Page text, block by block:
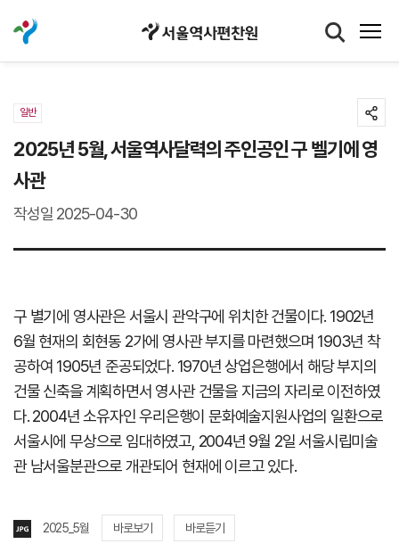
일반
2025년 5월, 서울역사달력의 주인공인 구 벨기에 영
사관
작성일 2025-04-30
구 별기에 영사관은 서울시 관악구에 위치한 건물이다. 1902년
6월 현재의 회현동 2가에 영사관 부지를 마련했으며 1903년 착
공하여 1905년 준공되었다. 1970년 상업은행에서 해당 부지의
건물 신축을 계획하면서 영사관 건물을 지금의 자리로 이전하였
다. 2004년 소유자인 우리은행이 문화예술지원사업의 일환으로
서울시에 무상으로 임대하였고, 2004년 9월 2일 서울시립미술
관 남서울분관으로 개관되어 현재에 이르고 있다.
2025_5월 바로보기 바로듣기